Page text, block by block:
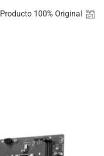
Producto 100% Original